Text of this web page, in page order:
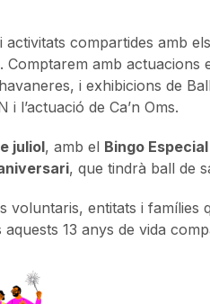
compartides amb
amb actuacions
i exhibicions de
l’actuació de Ca’n Oms.
juliol, amb el Bingo
, que tindrà ball de
voluntaris, entitats i famílies
13 anys de vida